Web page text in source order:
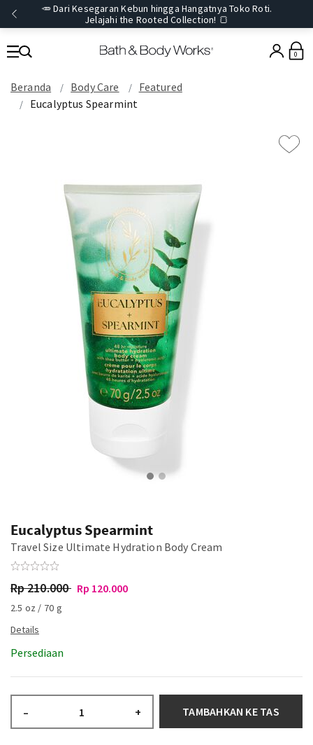
🥕 Dari Kesegaran Kebun hingga Hangatnya Toko Roti.
Jelajahi the Rooted Collection! 🍞
0
Beranda Body Care
Featured
Eucalyptus Spearmint
Eucalyptus Spearmint
Travel Size Ultimate Hydration Body Cream
Rp 210.000 Rp 120.000
2.5 oz / 70 g
Persediaan
– + TAMBAHKAN KE TAS